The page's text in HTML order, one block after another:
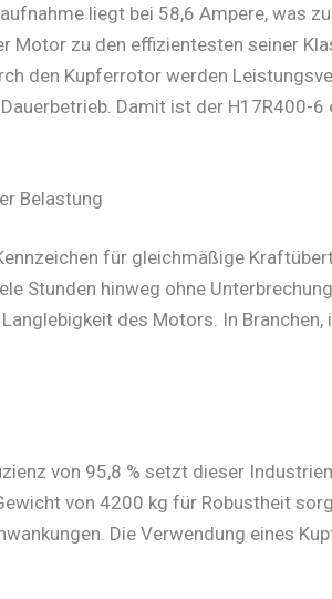
liegt bei 58,6 Ampere, was
Motor zu den effizientesten seiner
den Kupferrotor werden
Damit ist der H17R400-
Belastung
für gleichmäßige
Stunden hinweg ohne
des Motors. In
von 95,8 % setzt dieser
von 4200 kg für Robustheit
Die Verwendung eines